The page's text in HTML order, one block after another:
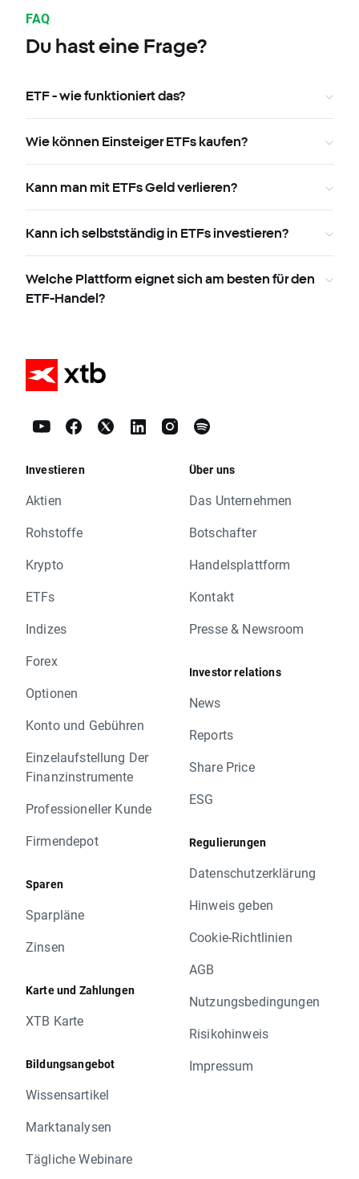
FAQ
Du hast eine Frage?
ETF - wie funktioniert das?
Wie können Einsteiger ETFs kaufen?
Kann man mit ETFs Geld verlieren?
Kann ich selbstständig in ETFs investieren?
Welche Plattform eignet sich am besten für den
ETF-Handel?
Investieren
Aktien
Rohstoffe
Krypto
ETFs
Indizes
Forex
Optionen
Konto und Gebühren
Einzelaufstellung Der
Finanzinstrumente
Professioneller Kunde
Firmendepot
Sparen
Sparpläne
Zinsen
Karte und Zahlungen
XTB Karte
Bildungsangebot
Wissensartikel
Marktanalysen
Tägliche Webinare
Über uns
Das Unternehmen
Botschafter
Handelsplattform
Kontakt
Presse & Newsroom
Investor relations
News
Reports
Share Price
ESG
Regulierungen
Datenschutzerklärung
Hinweis geben
Cookie-Richtlinien
AGB
Nutzungsbedingungen
Risikohinweis
Impressum